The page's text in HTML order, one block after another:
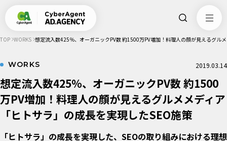
TOP WORKS 想定流入数425％、オーガニックPV数 約1500万PV増加！料理人の顔が見えるグル
WORKS 2019.03.14
想定流入数425％、オーガニックPV数 約1500
万PV増加！料理人の顔が見えるグルメメディア
「ヒトサラ」の成長を実現したSEO施策
「ヒトサラ」の成長を実現した、SEOの取り組みにおける理想